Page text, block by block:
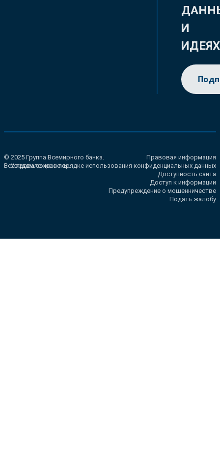
И
ИДЕЯХ
© 2025 Группа Всемирного банка.
Все права сохранены.
Правовая информация
Уведомление о порядке использования конфиденциальных данных
Доступность сайта
Доступ к информации
Предупреждение о мошенничестве
Подать жалобу